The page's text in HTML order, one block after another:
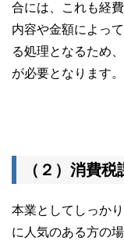
合には、これも経
内容や金額によっ
る処理となるため
が必要となります。
（２）消費
本業としてしっか
に人気のある方の